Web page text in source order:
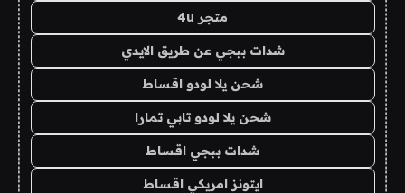
متجر 4u
شدات ببجي عن طريق الايدي
شحن يلا لودو اقساط
شحن يلا لودو تابي تمارا
شدات ببجي اقساط
ايتونز امريكي اقساط